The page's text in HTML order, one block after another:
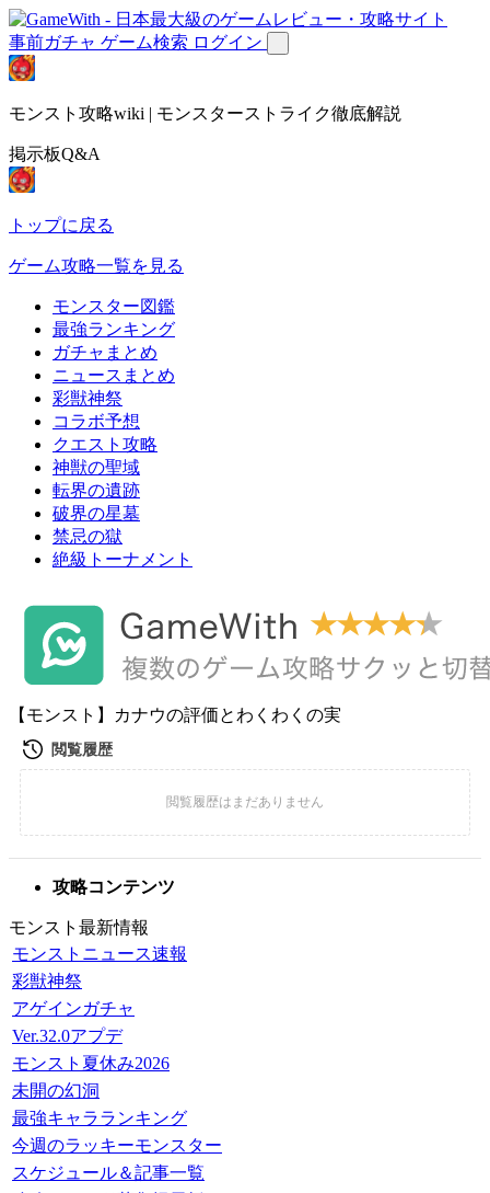
事前ガチャ ゲーム検索 ログイン
モンスト攻略wiki | モンスターストライク徹底解説
掲示板Q&A
トップに戻る
ゲーム攻略一覧を見る
モンスター図鑑
最強ランキング
ガチャまとめ
ニュースまとめ
彩獣神祭
コラボ予想
クエスト攻略
神獣の聖域
転界の遺跡
破界の星墓
禁忌の獄
絶級トーナメント
【モンスト】カナウの評価とわくわくの実
攻略コンテンツ
モンスト最新情報
モンストニュース速報
彩獣神祭
アゲインガチャ
Ver.32.0アプデ
モンスト夏休み2026
未開の幻洞
最強キャラランキング
今週のラッキーモンスター
スケジュール＆記事一覧